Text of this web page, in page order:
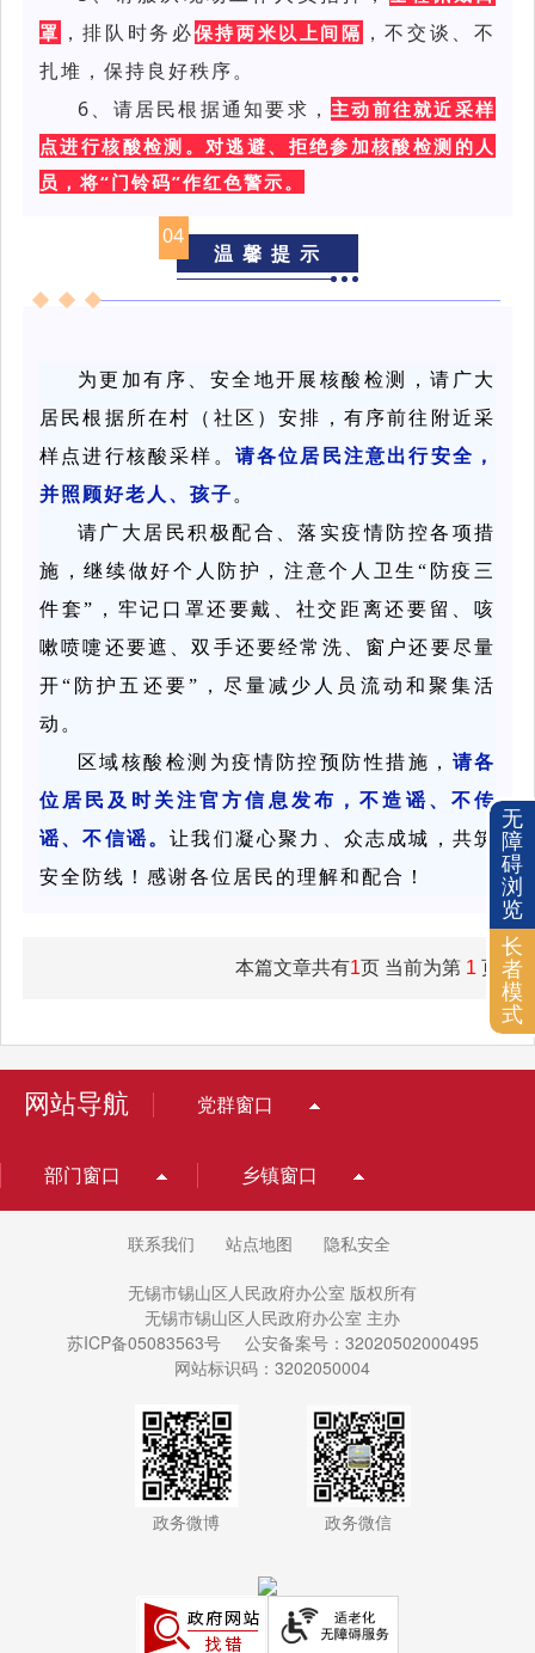
罩 ，排队时务必保持两米以上间隔 ，不交谈、不
扎堆，保持良好秩序。
6、 请居民根据通知要求，主动前往就近采样
点进行核酸检测。对逃避、拒绝参加核酸检测的人
员，将“门铃码”作红色警示。
04
温 馨 提 示
为更加有序、安全地开展核酸检测，请广大
居民根据所在村（社区）安排，有序前往附近采
样点进行核酸采样。 请各位居民注意出行安全，
并照顾好老人、孩子 。
请广大居民积极配合、落实疫情防控各项措
施，继续做好个人防护，注意个人卫生“防疫三
件套”，牢记口罩还要戴、社交距离还要留、咳
嗽喷嚏还要遮、双手还要经常洗、窗户还要尽量
开“防护五还要”，尽量减少人员流动和聚集活
动。
区域核酸检测为疫情防控预防性措施， 请各
位居民及时关注官方信息发布，不造谣、不传
谣、不信谣。让我们凝心聚力、众志成城，共筑
安全防线！感谢各位居民的理解和配合！
本篇文章共有1页 当前为第 1 页
网站导航 党群窗口
部门窗口 乡镇窗口
联系我们 站点地图 隐私安全
无锡市锡山区人民政府办公室 版权所有
无锡市锡山区人民政府办公室 主办
苏ICP备05083563号
公安备案号：32020502000495
网站标识码：3202050004
政务微博 政务微信
无
障
碍
浏
览
长
者
模
式